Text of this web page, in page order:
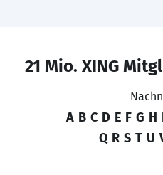
21 Mio. XING
A B C D E F G H
Q R S T U